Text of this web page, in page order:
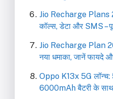
Jio Recharge Plans
कॉल्स, डेटा और SMS –
Jio Recharge Plan
नया धमाका, जानें फायदे
Oppo K13x 5G
6000mAh बैटरी के